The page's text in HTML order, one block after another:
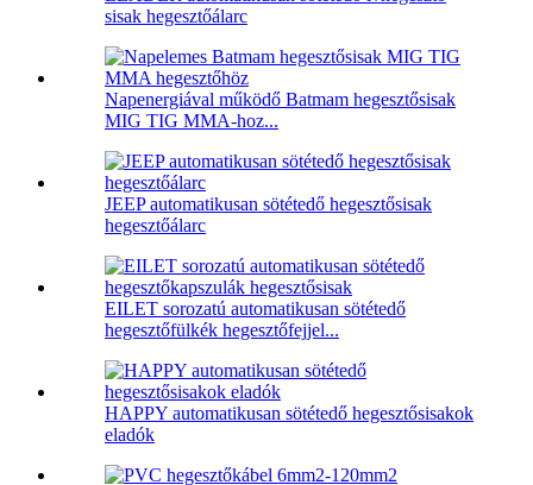
sisak hegesztőálarc
Napenergiával működő Batmam hegesztősisak
MIG TIG MMA-hoz...
JEEP automatikusan sötétedő hegesztősisak
hegesztőálarc
EILET sorozatú automatikusan sötétedő
hegesztőfülkék hegesztőfejjel...
HAPPY automatikusan sötétedő hegesztősisakok
eladók